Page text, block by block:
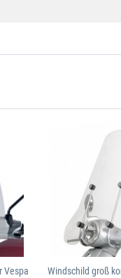
Vespa
Windschild groß